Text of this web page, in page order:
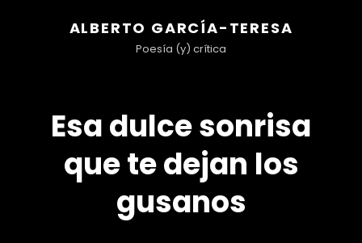
ALBERTO GARCÍA-TERESA
Poesía (y) crítica
Esa dulce sonrisa
que te dejan los
gusanos